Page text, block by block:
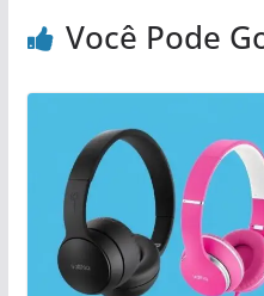
Você Pode